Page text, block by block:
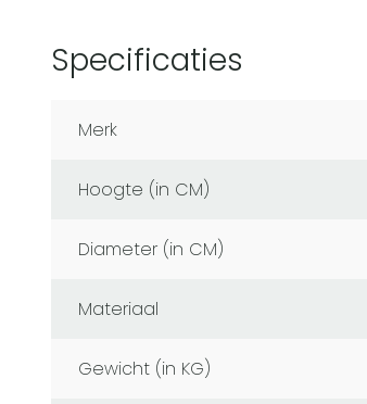
Specificaties
Merk
Hoogte (in CM)
Diameter (in CM)
Materiaal
Gewicht (in KG)